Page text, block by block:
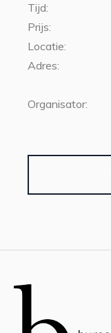
Tijd:
Prijs:
Locatie:
Adres:
Organisator: